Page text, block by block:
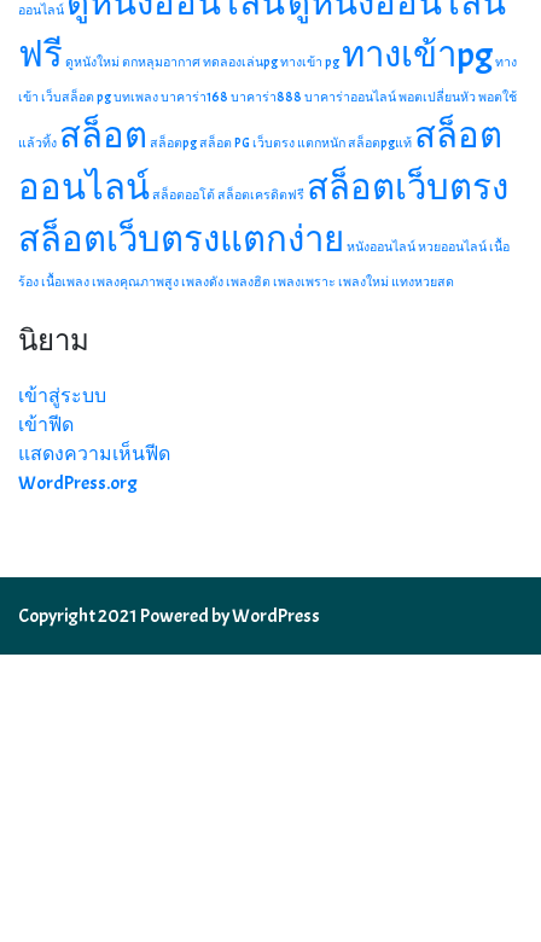
ออนไลน์
ฟรี ดูหนังใหม่ตกหลุมอากาศทดลองเล่นpgทางเข้า pg ทางเข้าpgทาง
เข้า เว็บสล็อต pgบทเพลงบาคาร่า168 บาคาร่า888 บาคาร่าออนไลน์พอตเปลี่ยนหัวพอตใช้
แล้วทิ้ง สล็อต สล็อตpgสล็อต PG เว็บตรง แตกหนักสล็อตpgแท้ สล็อต
ออนไลน์สล็อตออโต้สล็อตเครดิตฟรี สล็อตเว็บตรง
สล็อตเว็บตรงแตกง่าย หนังออนไลน์หวยออนไลน์เนื้อ
ร้องเนื้อเพลงเพลงคุณภาพสูงเพลงดังเพลงฮิตเพลงเพราะ เพลงใหม่ แทงหวยสด
นิยาม
เข้าสู่ระบบ
เข้าฟีด
แสดงความเห็นฟีด
WordPress.org
Copyright 2021 Powered by WordPress